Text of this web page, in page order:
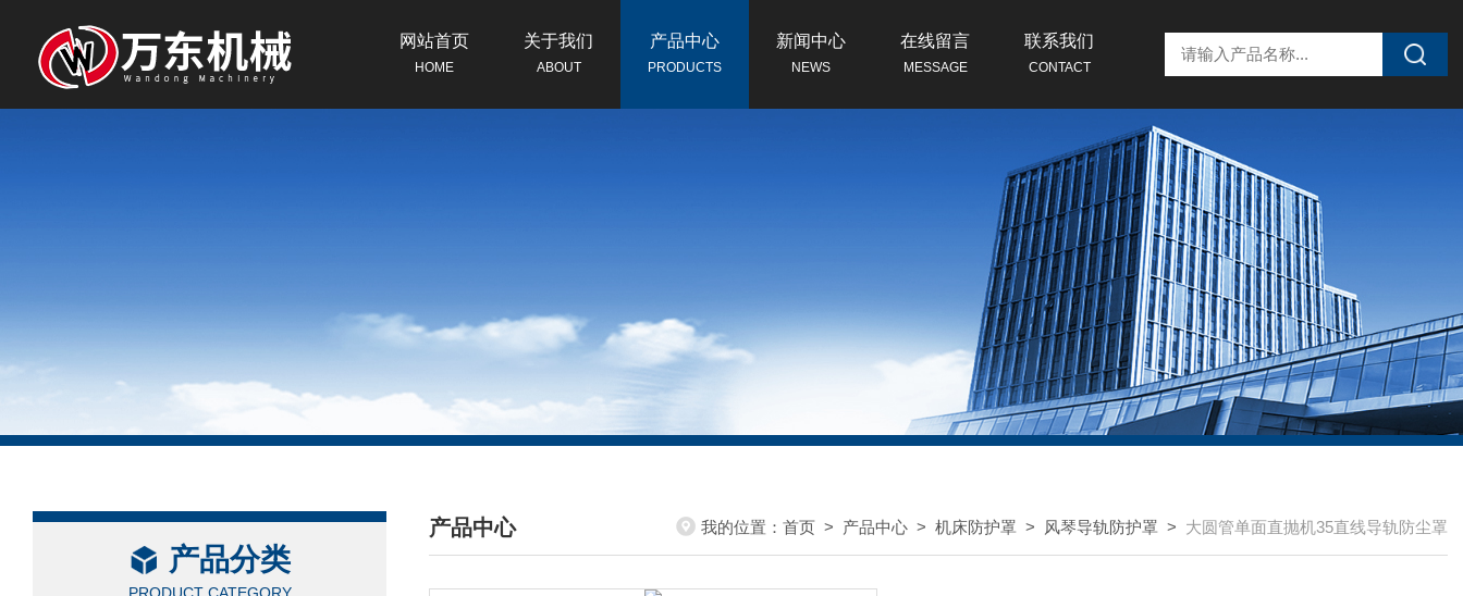
网站首页
HOME
关于我们
ABOUT
产品中心
PRODUCTS
新闻中心
NEWS
在线留言
MESSAGE
联系我们
CONTACT
产品分类
产品中心
/ PRODUCTS CENTER
我的位置： 首页 > 产品中心 > 机床防护罩 > 风琴导轨防护罩 > 大圆管单面直抛机35直线导轨防尘罩